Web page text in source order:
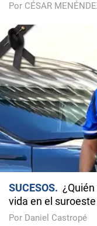
Por CÉSAR
SUCESOS
vida en el
Por Daniel Castropé